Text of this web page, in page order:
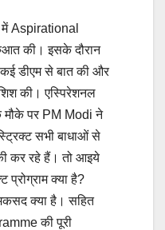
में Aspirational
की। इसके दौरान
डीएम से बात की और
की। एस्पिरेशनल
मौके पर PM Modi ने
सभी बाधाओं से
कर रहे हैं। तो आइये
प्रोग्राम क्या है?
क्या है। सहित
की पूरी